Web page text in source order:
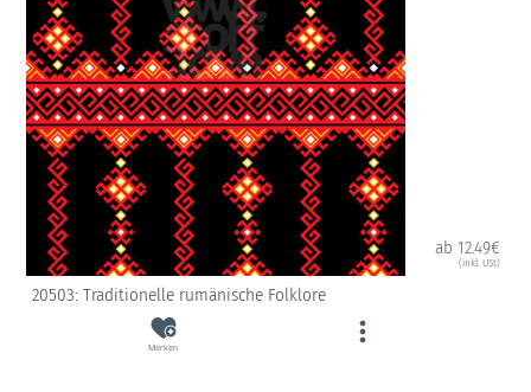
ab 12.49€
(inkl. USt)
20503: Traditionelle rumänische Folklore
Merken